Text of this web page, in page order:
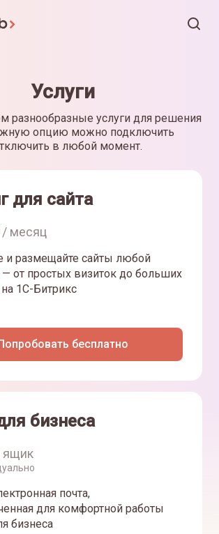
Услуги
разнообразные услуги для решения
опцию можно подключить
в любой момент.
для сайта
/ месяц
и размещайте сайты любой
от простых визиток до больших
1С-Битрикс
бесплатно
бизнеса
ящик
почта,
для комфортной работы
бизнеса